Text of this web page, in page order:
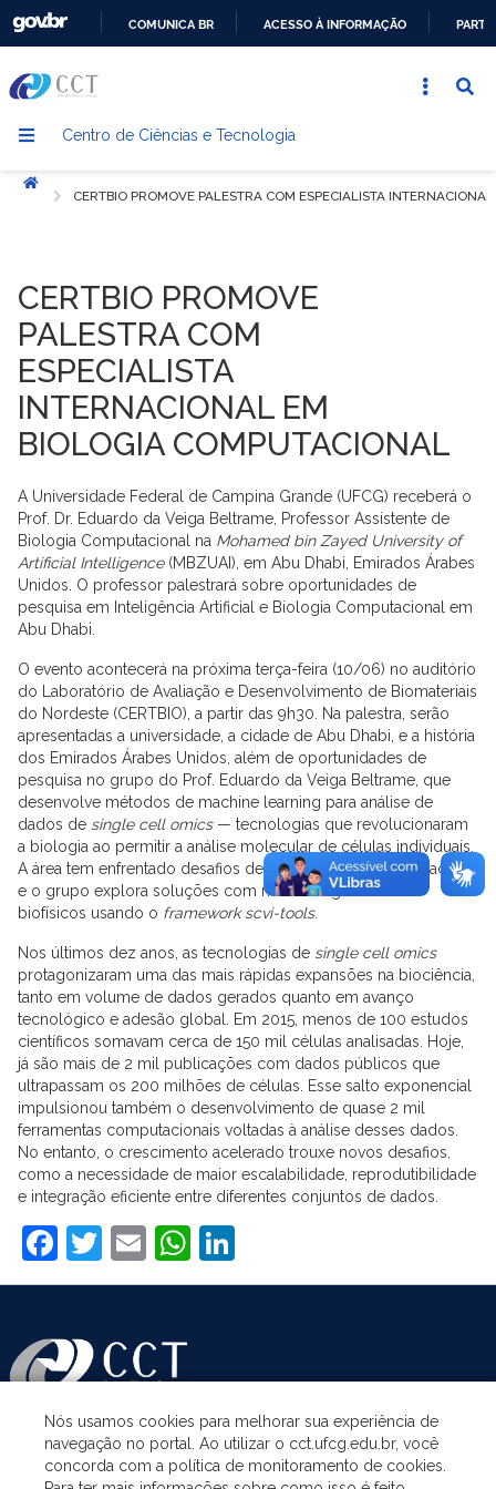
CONTEÚDO
COMUNICA BR ACESSO À INFORMAÇÃO
Centro de Ciências e Tecnologia
Início
CERTBIO PROMOVE PALESTRA COM ESPECIALISTA
CERTBIO PROMOVE
PALESTRA COM
ESPECIALISTA
INTERNACIONAL EM
BIOLOGIA COMPUTACIONAL
A Universidade Federal de Campina Grande (UFCG) receberá o
Prof. Dr. Eduardo da Veiga Beltrame, Professor Assistente de
Biologia Computacional na Mohamed bin Zayed University of
Artificial Intelligence(MBZUAI), em Abu Dhabi, Emirados Árabes
Unidos. O professor palestrará sobre oportunidades de
pesquisa em Inteligência Artificial e Biologia Computacional em
Abu Dhabi.
O evento acontecerá na próxima terça-feira (10/06) no auditório
do Laboratório de Avaliação e Desenvolvimento de Biomateriais
do Nordeste (CERTBIO), a partir das 9h30. Na palestra, serão
apresentadas a universidade, a cidade de Abu Dhabi, e a história
dos Emirados Árabes Unidos, além de oportunidades de
pesquisa no grupo do Prof. Eduardo da Veiga Beltrame, que
desenvolve métodos de machine learning para análise de
dados de single cell omics— tecnologias que revolucionaram
a biologia ao permitir a análise molecular de células individuais.
A área tem enfrentado desafios de escalabilidade e integração,
e o grupo explora soluções com modelos generativos
biofísicos usando o framework scvi-tools.
Nos últimos dez anos, as tecnologias de single cell omics
protagonizaram uma das mais rápidas expansões na biociência,
tanto em volume de dados gerados quanto em avanço
tecnológico e adesão global. Em 2015, menos de 100 estudos
científicos somavam cerca de 150 mil células analisadas. Hoje,
já são mais de 2 mil publicações com dados públicos que
ultrapassam os 200 milhões de células. Esse salto exponencial
impulsionou também o desenvolvimento de quase 2 mil
ferramentas computacionais voltadas à análise desses dados.
No entanto, o crescimento acelerado trouxe novos desafios,
como a necessidade de maior escalabilidade, reprodutibilidade
e integração eficiente entre diferentes conjuntos de dados.
Facebook
Twitter
EmailWhatsApp
ASSUNTOS
Nós usamos cookies para melhorar sua experiência de
navegação no portal. Ao utilizar o cct.ufcg.edu.br, você
concorda com a política de monitoramento de cookies.